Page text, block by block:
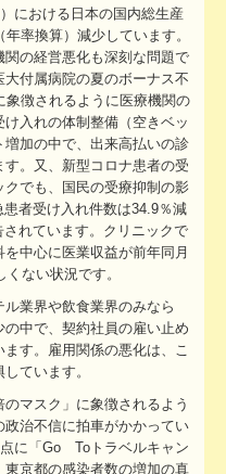
における日本の国内総生産
率換算）減少しています。
の経営悪化も深刻な問題で
付属病院の夏のボーナス不
象徴されるように医療機関の
入れの体制整備（空きベッ
増加の中で、出来高払いの診
。又、新型コロナ患者の受
でも、国民の受療抑制の影
者受け入れ件数は34.9％減
れています。クリニックで
中心に医業収益が前年同月
ない状況です。
業界や飲食業界のみなら
中で、契約社員の雇い止め
す。雇用関係の悪化は、こ
ています。
マスク」に象徴されるよう
治不信に拍車がかかってい
に「Go Toトラベルキャン
京都の感染者数の増加の真